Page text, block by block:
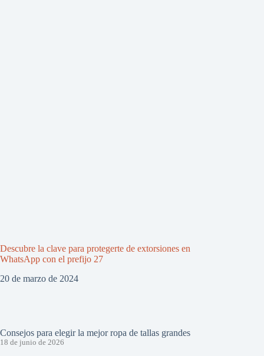
Descubre la clave para protegerte de extorsiones en
WhatsApp con el prefijo 27
20 de marzo de 2024
Consejos para elegir la mejor ropa de tallas grandes
18 de junio de 2026